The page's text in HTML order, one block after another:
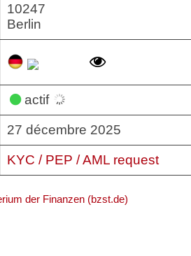
10247
Berlin
actif
27 décembre 2025
KYC / PEP / AML request
der Finanzen (bzst.de)